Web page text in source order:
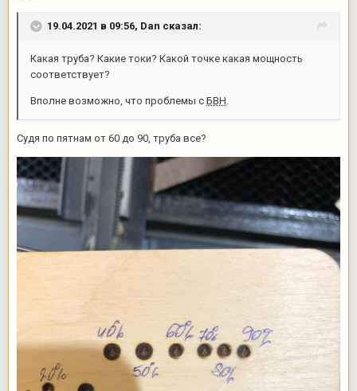
19.04.2021 в 09:56, Dan сказал:
Какая труба? Какие токи? Какой точке какая мощность
соответствует?
Вполне возможно, что проблемы с БВН.
Судя по пятнам от 60 до 90, труба все?